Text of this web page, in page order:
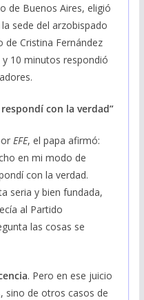
de Buenos Aires, eligió
sede del arzobispado
Cristina Fernández
10 minutos respondió
con la verdad”
EFE, el papa afirmó:
en mi modo de
con la verdad.
seria y bien fundada,
al Partido
las cosas se
. Pero en ese juicio
sino de otros casos de